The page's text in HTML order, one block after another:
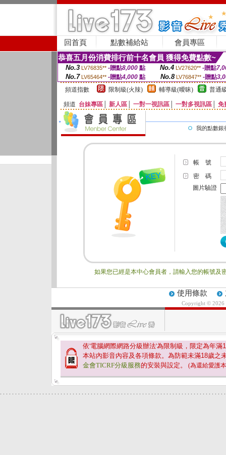
回首頁 點數補給站 會員專區
恭喜五月份消費排行前十名會員 獲得免費點數~
No.3 LV76835** -贈點8,000點 No.4 LV27620** -贈點
No.7 LV65464** -贈點4,000 點 No.8 LV76847** -贈點
頻道指數
限制級(火辣) 輔導級(曖昧) 普通
頻道 台妹專區 新人區 一對一視訊區 一對多視訊區 免
我的點數銀
帳 號
密 碼
圖片驗證
如果您已經是本中心會員者，請輸入您的帳號及
使用條款
Copyright ©
依'電腦網際網路分級辦法'為限制級，限定為年滿
本站內影音內容及各項條款。為防範未滿18歲之
金會TICRF分級服務的安裝與設定。 (為還給愛護
. . . . . . . . . . . . . . . . . . . . . . . . . . . . . . . . . . . . . . . . . . . . . . . . . . . . . . . . . . . . . . . . . . . . . . . . . . .